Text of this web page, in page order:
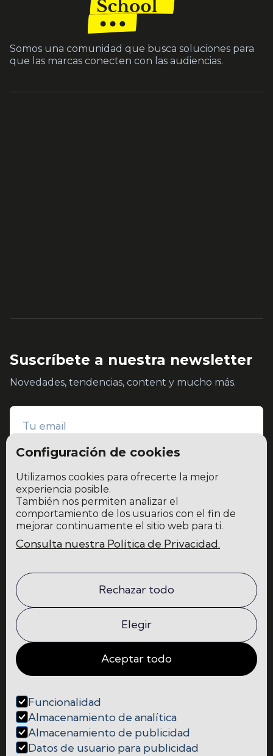
Somos una comunidad que busca soluciones para
que las marcas conecten con las audiencias.
Suscríbete a nuestra newsletter
Novedades, tendencias, content y mucho más.
He leído y acepto lapolítica de privacidad y protección de datos
La escuela
Programas
Contacto
Cookies
  
Configuración de cookies
Utilizamos cookies para ofrecerte la mejor
experiencia posible.
También nos permiten analizar el
comportamiento de los usuarios con el fin de
mejorar continuamente el sitio web para ti.
Consulta nuestra Política de Privacidad.
Rechazar todo
Elegir
Aceptar todo
Funcionalidad
Almacenamiento de analítica
Almacenamiento de publicidad
Datos de usuario para publicidad